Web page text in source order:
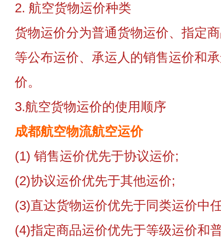
2. 航空货物运价种类
货物运价分为普通货物运价、指定
等公布运价、承运人的销售运价和
价。
3.航空货物运价的使用顺序
成都航空物流航空运价
(1) 销售运价优先于协议运价;
(2)协议运价优先于其他运价;
(3)直达货物运价优先于同类运价中
(4)指定商品运价优先于等级运价和